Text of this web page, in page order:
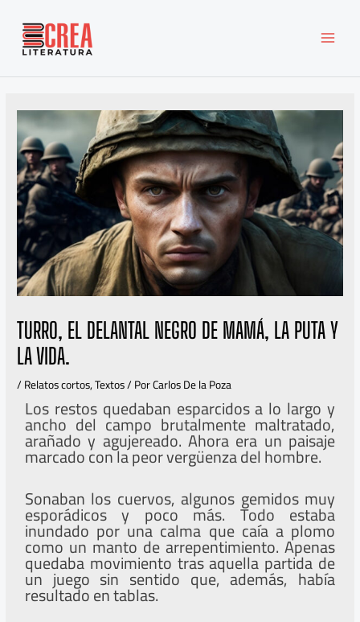
contenido
TURRO, EL DELANTAL NEGRO DE MAMÁ, LA PUTA Y
LA VIDA.
/Relatos cortos,Textos/ PorCarlos De la Poza
Los restos quedaban esparcidos a lo largo y
ancho del campo brutalmente maltratado,
arañado y agujereado. Ahora era un paisaje
marcado con la peor vergüenza del hombre.
Sonaban los cuervos, algunos gemidos muy
esporádicos y poco más. Todo estaba
inundado por una calma que caía a plomo
como un manto de arrepentimiento. Apenas
quedaba movimiento tras aquella partida de
un juego sin sentido que, además, había
resultado en tablas.